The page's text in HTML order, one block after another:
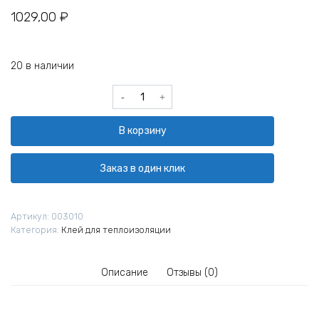
1029,00 ₽
20 в наличии
Количество
товара
для
теплоизоляции
Ceresit
CT
25
В корзину
Заказ в один клик
Артикул: 003010
Категория: Клей для теплоизоляции
Описание Отзывы (0)